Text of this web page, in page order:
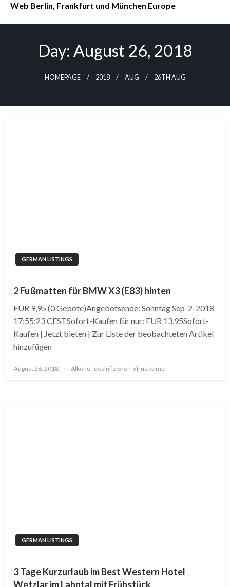
Web Berlin, Frankfurt und München Europe
Day: August 26, 2018
HOMEPAGE 2018 AUG 26TH AUG
GERMAN LISTINGS
2 Fußmatten für BMW X3 (E83) hinten
EUR 9,95 (0 Gebote)Angebotsende: Sonntag Sep-2-2018
17:55:23 CESTSofort-Kaufen für nur: EUR 13,95Sofort-
Kaufen | Jetzt bieten | Zur Liste der beobachteten Artikel
hinzufügen
Posted
August 26, 2018 Alkohol-desinfizieren-Viruskeime
GERMAN LISTINGS
3 Tage Kurzurlaub im Best Western Hotel
Wetzlar im Lahntal mit Frühstück